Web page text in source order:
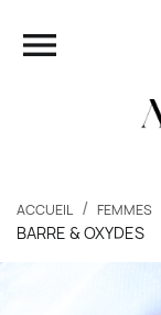

close
FEMMES
ACCUEIL FEMMES
BARRE & OXYDES